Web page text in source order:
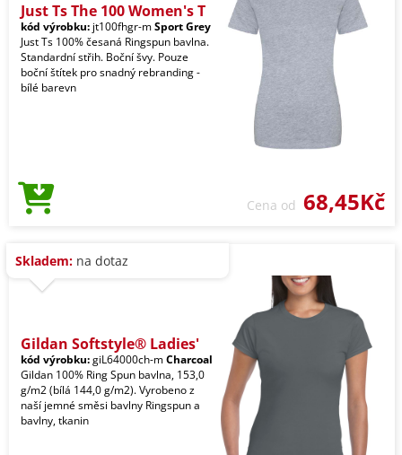
Just Ts The 100 Women's T
kód výrobku: jt100fhgr-mSport Grey
Just Ts 100% česaná Ringspun bavlna.
Standardní střih. Boční švy. Pouze
boční štítek pro snadný rebranding -
bílé barevn
Cena od 68,45Kč
Skladem: na dotaz
Gildan Softstyle® Ladies'
kód výrobku:giL64000ch-mCharcoal
Gildan 100% Ring Spun bavlna, 153,0
g/m2 (bílá 144,0 g/m2). Vyrobeno z
naší jemné směsi bavlny Ringspun a
bavlny, tkanin